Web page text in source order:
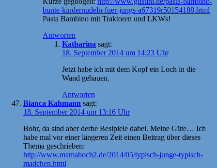
bunte-kindernudeln-fuer-jungs-a67319r50154188.html
Pasta Bambino mit Traktoren und LKWs!
Antworten
Katharina sagt:
18. September 2014 um 14:23 Uhr
Jetzt habe ich mit dem Kopf ein Loch in die
Wand gehauen.
Antworten
Bianca Kahmann sagt:
18. September 2014 um 13:16 Uhr
Bohr, da sind aber derbe Besipiele dabei. Meine Güte… Ich
habe mal vor einer längeren Zeit einen Beitrag über dieses
Thema geschrieben:
http://www.mamahoch2.de/2014/05/typisch-junge-typisch-
madchen.html